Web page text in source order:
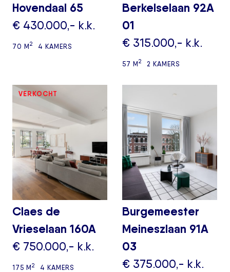
Hovendaal 65
€ 430.000,- k.k.
70 M2 4 KAMERS
Berkelselaan 92A
01
€ 315.000,- k.k.
57 M2 2 KAMERS
VERKOCHT
Claes de
Vrieselaan 160A
€ 750.000,- k.k.
175 M2 4 KAMERS
Burgemeester
Meineszlaan 91A
03
€ 375.000,- k.k.